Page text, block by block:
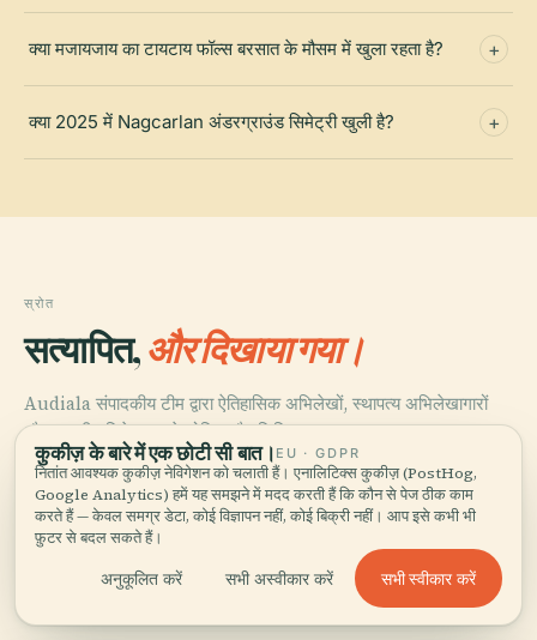
क्या मजायजाय का टायटाय फॉल्स बरसात के मौसम में खुला रहता है?
क्या 2025 में Nagcarlan अंडरग्राउंड सिमेट्री खुली है?
स्रोत
सत्यापित,और दिखाया गया।
Audiala संपादकीय टीम द्वारा ऐतिहासिक अभिलेखों, स्थापत्य अभिलेखागारों
और स्थानीय विशेषज्ञता से शोधित और लिखित।
अंतिम समीक्षा: May 2026
नगरपालिका के इतिहास, व्युत्पत्ति, भूगोल, त्योहारों और बोटोकेन जलविद्युत संयंत्र की
कुकीज़ के बारे में एक छोटी सी बात। EU · GDPR
नितांत आवश्यक कुकीज़ नेविगेशन को चलाती हैं। एनालिटिक्स कुकीज़ (PostHog,
Google Analytics) हमें यह समझने में मदद करती हैं कि कौन से पेज ठीक काम
करते हैं — केवल समग्र डेटा, कोई विज्ञापन नहीं, कोई बिक्री नहीं। आप इसे कभी भी
फ़ुटर से बदल सकते हैं।
अनुकूलित करें सभी अस्वीकार करें सभी स्वीकार करें